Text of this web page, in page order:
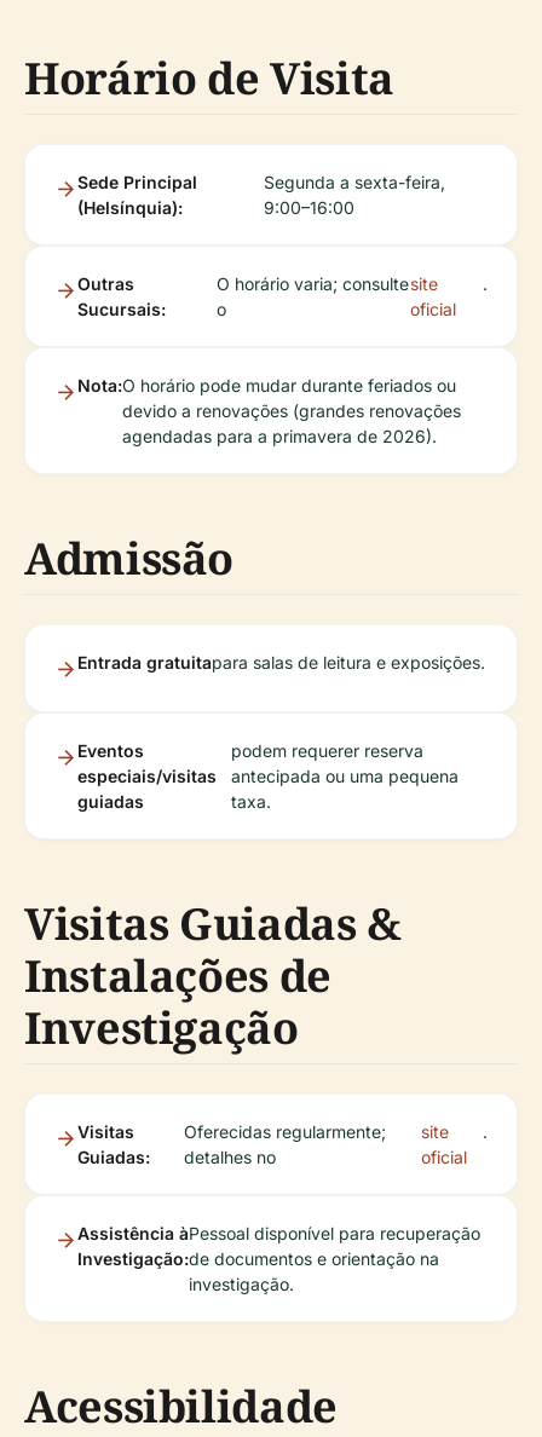
Horário de Visita
Sede Principal
(Helsínquia):
Segunda a sexta-feira,
9:00–16:00
Outras
Sucursais:
O horário varia; consulte
o
site
oficial
.
Nota:O horário pode mudar durante feriados ou
devido a renovações (grandes renovações
agendadas para a primavera de 2026).
Admissão
Entrada gratuitapara salas de leitura e exposições.
Eventos
especiais/visitas
guiadas
podem requerer reserva
antecipada ou uma pequena
taxa.
Visitas Guiadas &
Instalações de
Investigação
Visitas
Guiadas:
Oferecidas regularmente;
detalhes no
site
oficial
.
Assistência à
Investigação:
Pessoal disponível para recuperação
de documentos e orientação na
investigação.
Acessibilidade